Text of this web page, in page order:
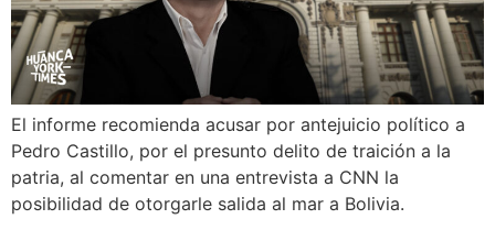
El informe recomienda acusar por antejuicio político a
Pedro Castillo, por el presunto delito de traición a la
patria, al comentar en una entrevista a CNN la
posibilidad de otorgarle salida al mar a Bolivia.